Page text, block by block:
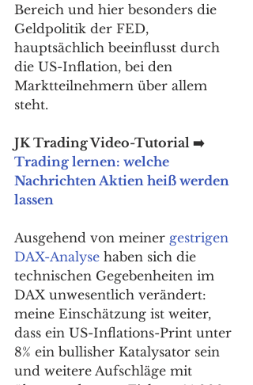
Bereich und hier besonders die
Geldpolitik der FED,
hauptsächlich beeinflusst durch
die US-Inflation, bei den
Marktteilnehmern über allem
steht.
JK Trading Video-Tutorial ➡️
Trading lernen: welche
Nachrichten Aktien heiß werden
lassen
Ausgehend von meiner gestrigen
DAX-Analyse haben sich die
technischen Gegebenheiten im
DAX unwesentlich verändert:
meine Einschätzung ist weiter,
dass ein US-Inflations-Print unter
8% ein bullisher Katalysator sein
und weitere Aufschläge mit